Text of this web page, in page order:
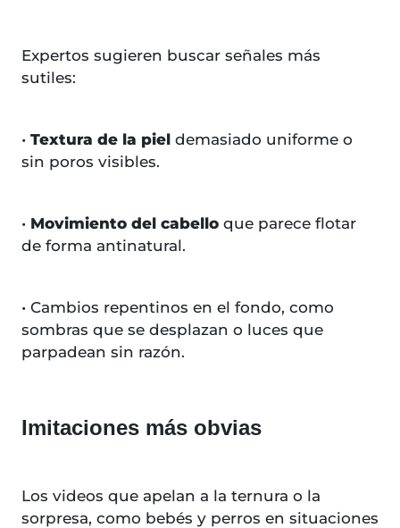
Expertos sugieren buscar señales más
sutiles:
• Textura de la piel demasiado uniforme o
sin poros visibles.
• Movimiento del cabello que parece flotar
de forma antinatural.
• Cambios repentinos en el fondo, como
sombras que se desplazan o luces que
parpadean sin razón.
Imitaciones más obvias
Los videos que apelan a la ternura o la
sorpresa, como bebés y perros en situaciones